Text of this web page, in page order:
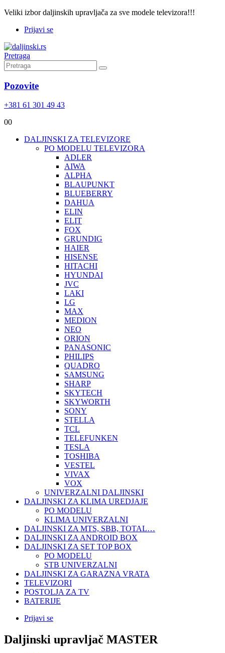
Veliki izbor daljinskih upravljača za sve modele televizora!!!
Prijavi se
Pretraga
Pozovite
+381 61 301 49 43
00
DALJINSKI ZA TELEVIZORE
PO MODELU TELEVIZORA
ADLER
AIWA
ALPHA
BLAUPUNKT
BLUEBERRY
DAHUA
ELIN
ELIT
FOX
GRUNDIG
HAIER
HISENSE
HITACHI
HYUNDAI
JVC
LAKI
LG
MAX
MEDION
NEO
ORION
PANASONIC
PHILIPS
QUADRO
SAMSUNG
SHARP
SKYTECH
SKYWORTH
SONY
STELLA
TCL
TELEFUNKEN
TESLA
TOSHIBA
VESTEL
VIVAX
VOX
UNIVERZALNI DALJINSKI
DALJINSKI ZA KLIMA UREDJAJE
PO MODELU
KLIMA UNIVERZALNI
DALJINSKI ZA MTS, SBB, TOTAL…
DALJINSKI ZA ANDROID BOX
DALJINSKI ZA SET TOP BOX
PO MODELU
STB UNIVERZALNI
DALJINSKI ZA GARAZNA VRATA
TELEVIZORI
POSTOLJA ZA TV
BATERIJE
Prijavi se
Daljinski upravljač MASTER